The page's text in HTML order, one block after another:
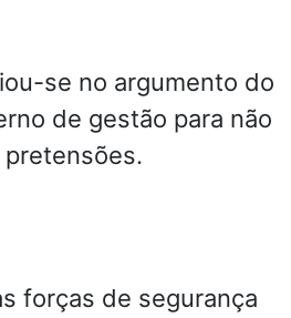
se no argumento do
de gestão para não
forças de segurança